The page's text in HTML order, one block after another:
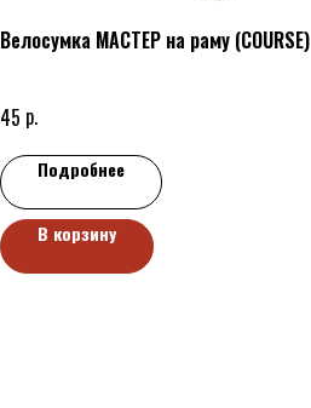
Велосумка МАСТЕР на раму (COURSE)
45 р.
Подробнее
В корзину